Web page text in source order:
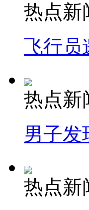
热点新
飞行员
热点新
男子发
热点新